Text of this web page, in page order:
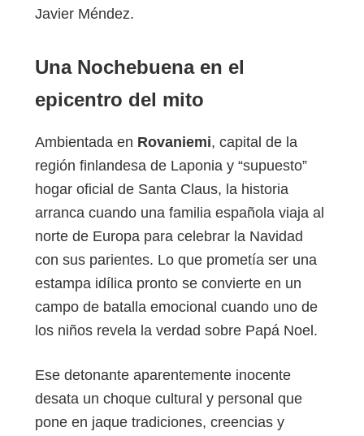
Javier Méndez.
Una Nochebuena en el
epicentro del mito
Ambientada en Rovaniemi, capital de la
región finlandesa de Laponia y “supuesto”
hogar oficial de Santa Claus, la historia
arranca cuando una familia española viaja al
norte de Europa para celebrar la Navidad
con sus parientes. Lo que prometía ser una
estampa idílica pronto se convierte en un
campo de batalla emocional cuando uno de
los niños revela la verdad sobre Papá Noel.
Ese detonante aparentemente inocente
desata un choque cultural y personal que
pone en jaque tradiciones, creencias y